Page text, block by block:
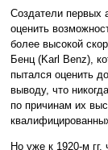
Создатели первых
оценить
более высокой
Бенц (Karl Benz),
пытался оценить
выводу, что
по причинам их
Но уже к 1920-м